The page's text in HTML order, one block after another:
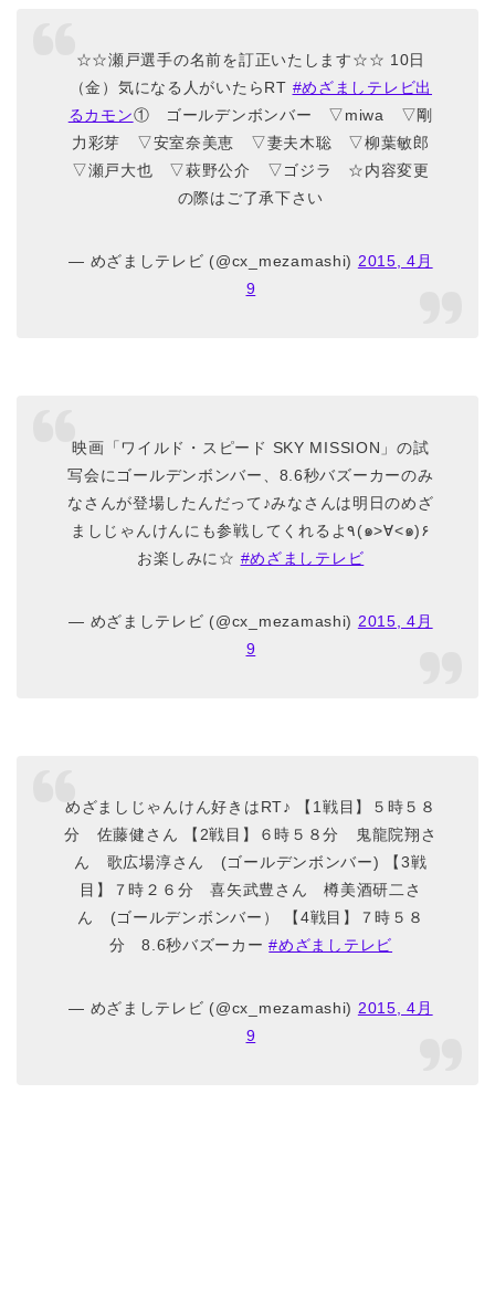
☆☆瀬戸選手の名前を訂正いたします☆☆ 10日
（金）気になる人がいたらRT #めざましテレビ出
るカモン① ゴールデンボンバー ▽miwa ▽剛
力彩芽 ▽安室奈美恵 ▽妻夫木聡 ▽柳葉敏郎
▽瀬戸大也 ▽萩野公介 ▽ゴジラ ☆内容変更
の際はご了承下さい
— めざましテレビ (@cx_mezamashi) 2015, 4月
9
映画「ワイルド・スピード SKY MISSION」の試
写会にゴールデンボンバー、8.6秒バズーカーのみ
なさんが登場したんだって♪みなさんは明日のめざ
ましじゃんけんにも参戦してくれるよ٩(๑>∀<๑)۶
お楽しみに☆ #めざましテレビ
— めざましテレビ (@cx_mezamashi) 2015, 4月
9
めざましじゃんけん好きはRT♪ 【1戦目】５時５８
分 佐藤健さん 【2戦目】６時５８分 鬼龍院翔さ
ん 歌広場淳さん (ゴールデンボンバー) 【3戦
目】７時２６分 喜矢武豊さん 樽美酒研二さ
ん (ゴールデンボンバー） 【4戦目】７時５８
分 8.6秒バズーカー#めざましテレビ
— めざましテレビ (@cx_mezamashi) 2015, 4月
9